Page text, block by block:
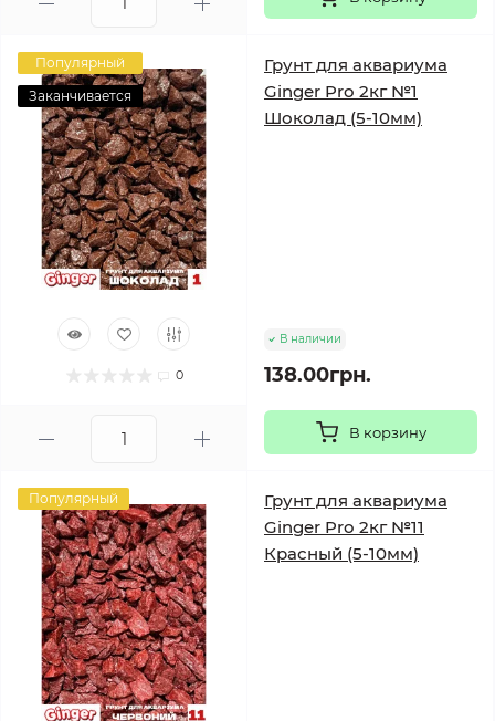
Популярный
Заканчивается
0
Грунт для аквариума
Ginger Pro 2кг №1
Шоколад (5-10мм)
В наличии
138.00грн.
В корзину
Популярный
Грунт для аквариума
Ginger Pro 2кг №11
Красный (5-10мм)